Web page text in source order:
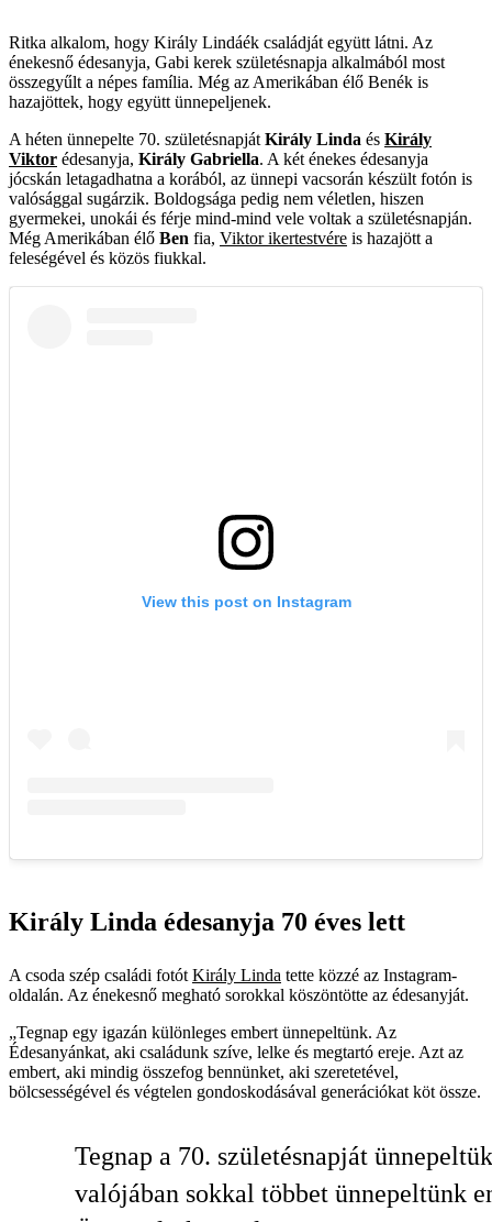
Ritka alkalom, hogy Király Lindáék családját együtt látni. Az
énekesnő édesanyja, Gabi kerek születésnapja alkalmából most
összegyűlt a népes família. Még az Amerikában élő Benék is
hazajöttek, hogy együtt ünnepeljenek.
A héten ünnepelte 70. születésnapját Király Linda és Király
Viktor édesanyja, Király Gabriella. A két énekes édesanyja
jócskán letagadhatna a korából, az ünnepi vacsorán készült fotón is
valósággal sugárzik. Boldogsága pedig nem véletlen, hiszen
gyermekei, unokái és férje mind-mind vele voltak a születésnapján.
Még Amerikában élő Ben fia, Viktor ikertestvére is hazajött a
feleségével és közös fiukkal.
Király Linda édesanyja 70 éves lett
A csoda szép családi fotót Király Linda tette közzé az Instagram-
oldalán. Az énekesnő megható sorokkal köszöntötte az édesanyját.
„Tegnap egy igazán különleges embert ünnepeltünk. Az
Édesanyánkat, aki családunk szíve, lelke és megtartó ereje. Azt az
embert, aki mindig összefog bennünket, aki szeretetével,
bölcsességével és végtelen gondoskodásával generációkat köt össze.
Tegnap a 70. születésnapját
valójában sokkal többet ünnepeltünk